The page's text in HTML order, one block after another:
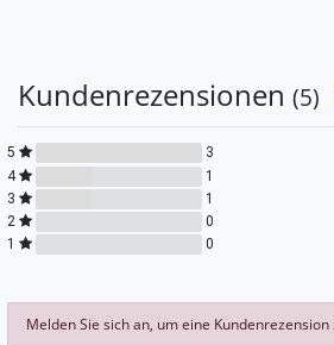
Kundenrezensionen (5)
5
3
4
1
3
1
2
0
1
0
Melden Sie sich an, um eine